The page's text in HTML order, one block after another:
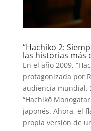
“Hachiko 2:
las historias más
En el año 2009,
protagonizada por
audiencia mundial.
“Hachikō
japonés. Ahora, el
propia versión de